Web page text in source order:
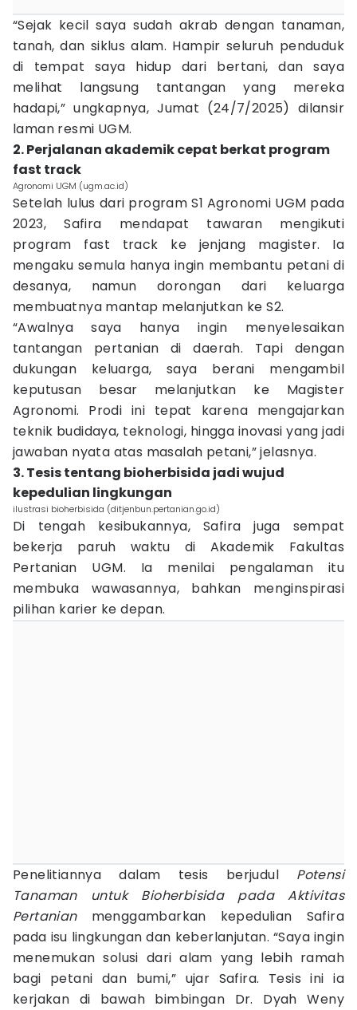
“Sejak kecil saya sudah akrab dengan tanaman,
tanah, dan siklus alam. Hampir seluruh penduduk
di tempat saya hidup dari bertani, dan saya
melihat langsung tantangan yang mereka
hadapi,” ungkapnya, Jumat (24/7/2025) dilansir
laman resmi UGM.
2. Perjalanan akademik cepat berkat program
fast track
Agronomi UGM (ugm.ac.id)
Setelah lulus dari program S1 Agronomi UGM pada
2023, Safira mendapat tawaran mengikuti
program fast track ke jenjang magister. Ia
mengaku semula hanya ingin membantu petani di
desanya, namun dorongan dari keluarga
membuatnya mantap melanjutkan ke S2.
“Awalnya saya hanya ingin menyelesaikan
tantangan pertanian di daerah. Tapi dengan
dukungan keluarga, saya berani mengambil
keputusan besar melanjutkan ke Magister
Agronomi. Prodi ini tepat karena mengajarkan
teknik budidaya, teknologi, hingga inovasi yang jadi
jawaban nyata atas masalah petani,” jelasnya.
3. Tesis tentang bioherbisida jadi wujud
kepedulian lingkungan
ilustrasi bioherbisida (ditjenbun.pertanian.go.id)
Di tengah kesibukannya, Safira juga sempat
bekerja paruh waktu di Akademik Fakultas
Pertanian UGM. Ia menilai pengalaman itu
membuka wawasannya, bahkan menginspirasi
pilihan karier ke depan.
Penelitiannya dalam tesis berjudul Potensi
Tanaman untuk Bioherbisida pada Aktivitas
Pertanianmenggambarkan kepedulian Safira
pada isu lingkungan dan keberlanjutan. “Saya ingin
menemukan solusi dari alam yang lebih ramah
bagi petani dan bumi,” ujar Safira. Tesis ini ia
kerjakan di bawah bimbingan Dr. Dyah Weny